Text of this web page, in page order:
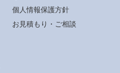
個人情報保護方針
お見積もり・ご相談